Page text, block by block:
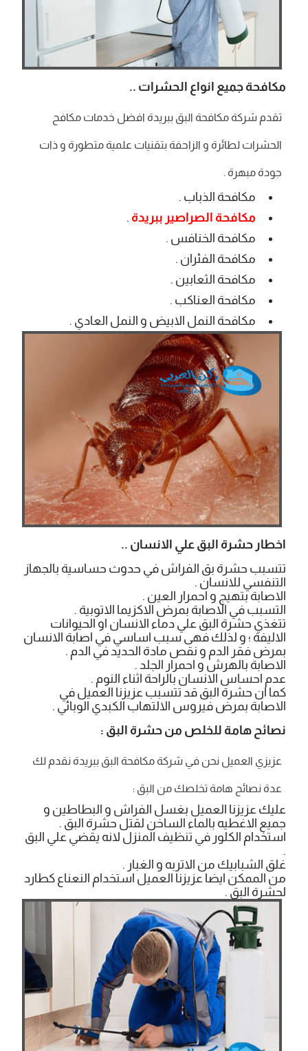
مكافحة جميع انواع الحشرات ..
تقدم شركة مكافحة البق ببريدة افضل خدمات مكافح
الحشرات لطائرة و الزاحفة بتقنيات علمية متطورة و ذات
جودة مبهرة .
مكافحة الذباب .
مكافحة الصراصير ببريدة .
مكافحة الخنافس .
مكافحة الفئران .
مكافحة الثعابين .
مكافحة العناكب .
مكافحة النمل الابيض و النمل العادي .
اخطار حشرة البق علي الانسان ..
تتسبب حشرة بق الفراش في حدوث حساسية بالجهاز
التنفسي للانسان .
الاصابة بتهيج و احمرار العين .
التسبب في الاصابة بمرض الاكزيما الاتوبية .
تتغذي حشرة البق علي دماء الانسان او الحيوانات
الاليفة ؛ و لذلك فهى سبب اساسي في اصابة الانسان
بمرض فقر الدم و نقص مادة الحديد في الدم .
الاصابة بالهرش و احمرار الجلد .
عدم احساس الانسان بالراحة اثناء النوم .
كما ان حشرة البق قد تتسبب عزيزنا العميل في
الاصابة بمرض فيروس الالتهاب الكبدي الوبائي .
نصائح هامة للخلص من حشرة البق :
عزيزي العميل نحن في شركة مكافحة البق ببريدة نقدم لك
عدة نصائح هامة تخلصك من البق :
عليك عزيزنا العميل بغسل الفراش و البطاطين و
جميع الاغطيه بالماء الساخن لقتل حشرة البق .
استخدام الكلور في تنظيف المنزل لانه يقضي علي البق
.
غلق الشبابيك من الاتربه و الغبار .
من الممكن ايضا عزيزنا العميل استخدام النعناع كطارد
لحشرة البق .